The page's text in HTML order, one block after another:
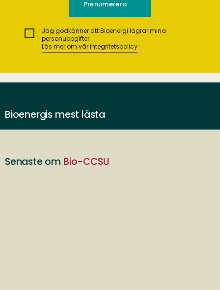
Jag godkänner att Bioenergi lagrar mina
personuppgifter.
Läs mer om vår integritetspolicy
Bioenergis mest lästa
Senaste om Bio-CCSU